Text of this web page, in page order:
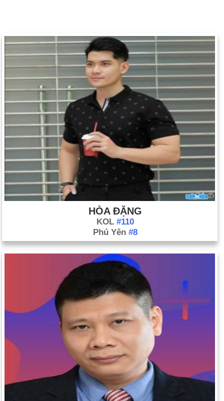
HÒA ĐẶNG
KOL #110
Phú Yên #8